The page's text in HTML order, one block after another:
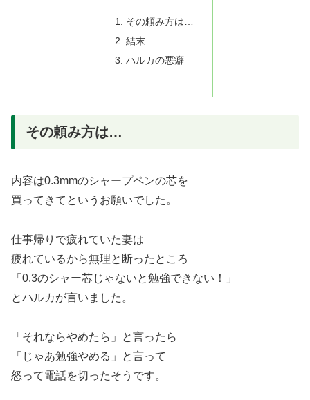
その頼み方は…
結末
ハルカの悪癖
その頼み方は…
内容は0.3mmのシャープペンの芯を
買ってきてというお願いでした。
仕事帰りで疲れていた妻は
疲れているから無理と断ったところ
「0.3のシャー芯じゃないと勉強できない！」
とハルカが言いました。
「それならやめたら」と言ったら
「じゃあ勉強やめる」と言って
怒って電話を切ったそうです。